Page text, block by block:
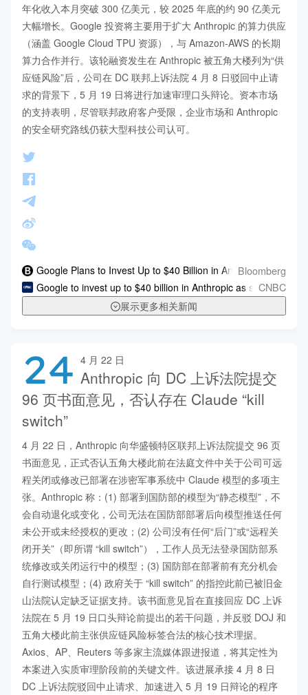
年化收入本月突破 300 亿美元，较 2025 年底的约 90 亿美元
大幅增长。Google 投资将主要用于扩大 Anthropic 的算力供应
（涵盖 Google Cloud TPU 资源），与 Amazon-AWS 的长期
算力合作并行。该轮融资发生在 Anthropic 被五角大楼列为“供
应链风险”后，公司在 DC 联邦上诉法院 4 月 8 日驳回中止请
求的背景下，5 月 19 日将进行加速审理口头辩论。资本市场
的支持表明，尽管联邦政府客户受限，企业市场和 Anthropic
的安全研究路线仍获大型科技公司认可。
Google Plans to Invest Up to $40 Billion in AnthropicBloomberg
Google to invest up to $40 billion in Anthropic as search giant
CNBC
展示更多相关新闻
24 4 月 22 日
Anthropic 向 DC 上诉法院提交
96 页书面意见，否认存在 Claude “kill
switch”
4 月 22 日，Anthropic 向华盛顿特区联邦上诉法院提交 96 页
书面意见，正式否认五角大楼此前在法庭文件中关于公司可远
程关闭或修改已部署在涉密军事系统中 Claude 模型的多项主
张。Anthropic 称：(1) 部署到国防部的模型为“静态模型”，不
会自动退化或变化，公司无法在国防部部署后向模型推送任何
未公开或未经授权的更改；(2) 公司没有任何“后门”或“远程关
闭开关”（即所谓 “kill switch”），工作人员无法登录国防部系
统修改或关闭运行中的模型；(3) 国防部在部署前有充分机会
自行测试模型；(4) 政府关于 “kill switch” 的指控此前已被旧金
山法院认定缺乏证据支持。该书面意见旨在直接回应 DC 上诉
法院在 5 月 19 日口头辩论前提出的若干问题，并反驳 DOJ 和
五角大楼此前主张供应链风险标签合法的核心技术理据。
Axios、AP、Reuters 等多家主流媒体跟进报道，将其定性为
本案进入实质审理阶段前的关键文件。该进展承接 4 月 8 日
DC 上诉法院驳回中止请求、加速进入 5 月 19 日辩论的程序